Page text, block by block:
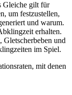
Gleiche gilt für
um festzustellen,
und warum.
erhalten.
und
im Spiel.
mit denen